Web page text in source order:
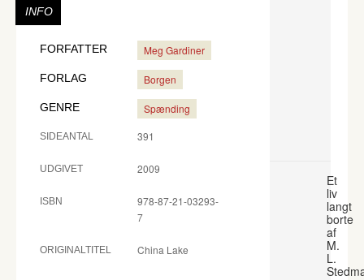
INFO
FORFATTER Meg Gardiner
FORLAG Borgen
GENRE Spænding
SIDEANTAL 391
UDGIVET 2009
ISBN
978-87-21-03293-
7
ORIGINALTITEL China Lake
Et
liv
langt
borte
af
M.
L.